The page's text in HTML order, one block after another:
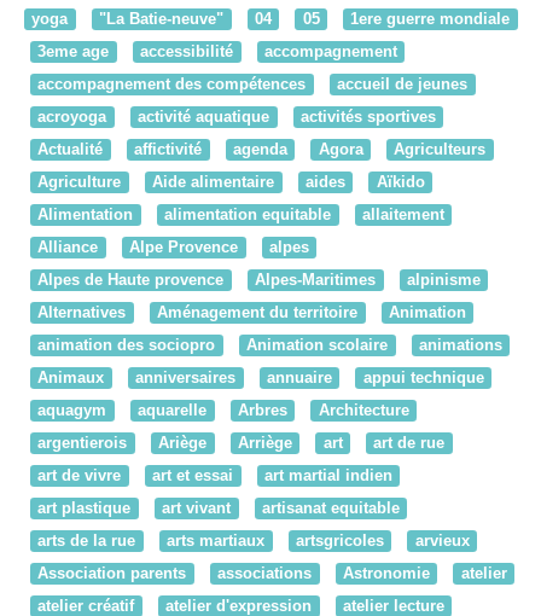
yoga
"La Batie-neuve" 04 05
1ere guerre mondiale
3eme age
accessibilité
accompagnement
accompagnement des compétences
accueil de jeunes
acroyoga
activité aquatique
activités sportives
Actualité
affictivité agenda Agora
Agriculteurs
Agriculture
Aide alimentaire aides
Aïkido
Alimentation
alimentation equitable
allaitement
Alliance
Alpe Provence
alpes
Alpes de Haute provence
Alpes-Maritimes
alpinisme
Alternatives
Aménagement du territoire
Animation
animation des sociopro
Animation scolaire
animations
Animaux
anniversaires annuaire
appui technique
aquagym
aquarelle Arbres
Architecture
argentierois
Ariège Arriège art
art de rue
art de vivre
art et essai
art martial indien
art plastique
art vivant
artisanat equitable
arts de la rue
arts martiaux artsgricoles
arvieux
Association parents
associations Astronomie
atelier
atelier créatif
atelier d'expression
atelier lecture